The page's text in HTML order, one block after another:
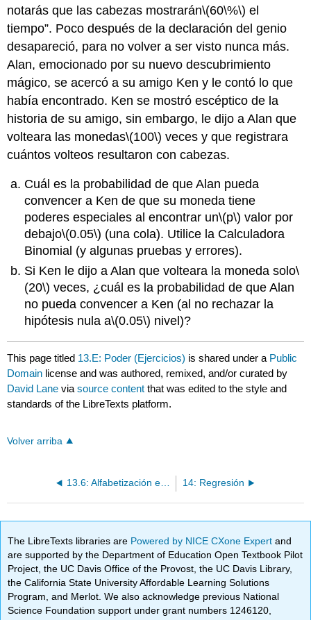
notarás que las cabezas mostrarán\(60\%\) el
tiempo”. Poco después de la declaración del genio
desapareció, para no volver a ser visto nunca más.
Alan, emocionado por su nuevo descubrimiento
mágico, se acercó a su amigo Ken y le contó lo que
había encontrado. Ken se mostró escéptico de la
historia de su amigo, sin embargo, le dijo a Alan que
volteara las monedas\(100\) veces y que registrara
cuántos volteos resultaron con cabezas.
Cuál es la probabilidad de que Alan pueda
convencer a Ken de que su moneda tiene
poderes especiales al encontrar un\(p\) valor por
debajo\(0.05\) (una cola). Utilice la Calculadora
Binomial (y algunas pruebas y errores).
Si Ken le dijo a Alan que volteara la moneda solo\
(20\) veces, ¿cuál es la probabilidad de que Alan
no pueda convencer a Ken (al no rechazar la
hipótesis nula a\(0.05\) nivel)?
This page titled 13.E: Poder (Ejercicios) is shared under a Public
Domain license and was authored, remixed, and/or curated by
David Lane viasource content that was edited to the style and
standards of the LibreTexts platform.
Volver arriba
13.6: Alfabetización estadística 14: Regresión
The LibreTexts libraries are Powered by NICE CXone Expertand
are supported by the Department of Education Open Textbook Pilot
Project, the UC Davis Office of the Provost, the UC Davis Library,
the California State University Affordable Learning Solutions
Program, and Merlot. We also acknowledge previous National
Science Foundation support under grant numbers 1246120,